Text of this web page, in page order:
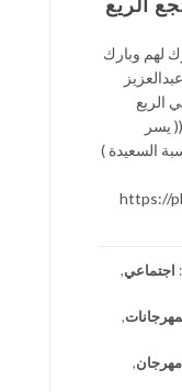
لهم وبارك
الريع
15– 2 – 1442هــ (( يسر
السعيدة )
https://
اجتماعي,
,
مهرجان,